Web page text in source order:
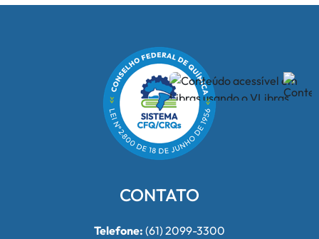
CONTATO
Telefone: (61) 2099-3300